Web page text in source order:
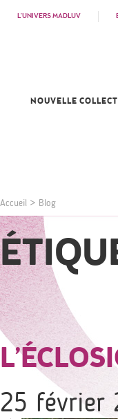
L'UNIVERS MADLUV
NOUVELLE
Accueil > Blog
25 février